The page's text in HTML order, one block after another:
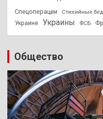
Спецоперации Стихийные
Украине Украины ФСБ
Общество